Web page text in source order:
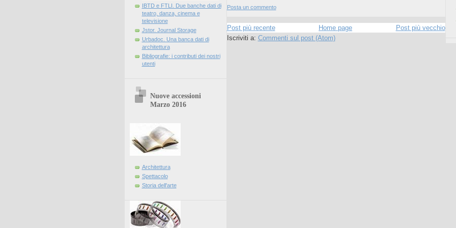
IBTD e FTLI. Due banche dati di
teatro, danza, cinema e
televisione
Jstor. Journal Storage
Urbadoc. Una banca dati di
architettura
Bibliografie: i contributi dei nostri
utenti
Nuove accessioni
Marzo 2016
Architettura
Spettacolo
Storia dell'arte
Posta un commento
Post più recente Post più vecchio
Home page
Iscriviti a: Commenti sul post (Atom)